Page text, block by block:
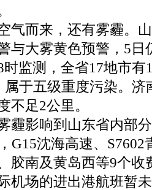
而来，还有雾霾。山
与大雾黄色预警，5日
时监测，全省17地市
属于五级重度污染。济
不足2公里。
影响到山东省内部分
G15沈海高速、S7602
胶南及黄岛西等9个收
机场的进出港航班暂